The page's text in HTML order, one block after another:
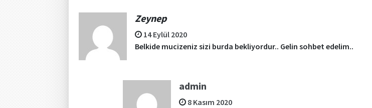
Zeynep
14 Eylül 2020
Belkide mucizeniz sizi burda bekliyordur.. Gelin sohbet edelim..
admin
8 Kasım 2020